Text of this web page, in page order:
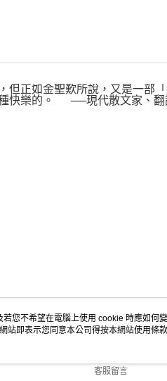
但正如金聖歎所說，又是一部
快樂的。 ──現代散文家、翻
客服資訊
客服留言
您不希望在電腦上使用 cookie 時應如何
站即表示您同意本公司得按本網站使用條